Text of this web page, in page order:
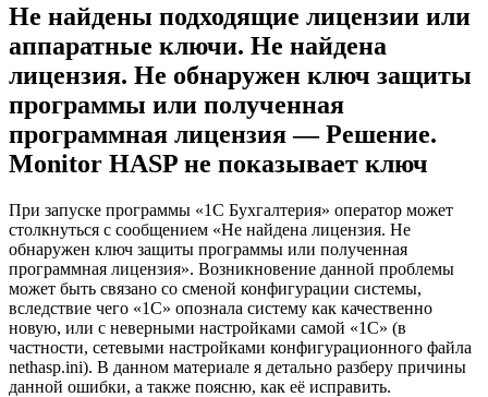
Не найдены подходящие лицензии или
аппаратные ключи. Не найдена
лицензия. Не обнаружен ключ защиты
программы или полученная
программная лицензия — Решение.
Monitor HASP не показывает ключ
При запуске программы «1С Бухгалтерия» оператор может
столкнуться с сообщением «Не найдена лицензия. Не
обнаружен ключ защиты программы или полученная
программная лицензия». Возникновение данной проблемы
может быть связано со сменой конфигурации системы,
вследствие чего «1С» опознала систему как качественно
новую, или с неверными настройками самой «1С» (в
частности, сетевыми настройками конфигурационного файла
nethasp.ini). В данном материале я детально разберу причины
данной ошибки, а также поясню, как её исправить.